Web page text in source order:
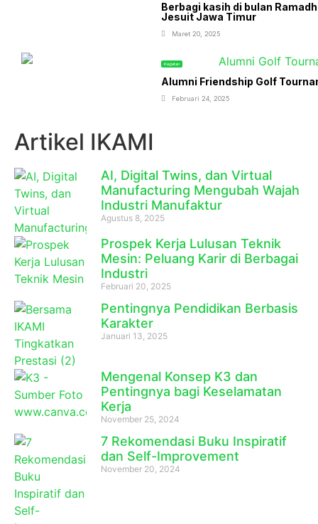
Berbagi kasih di bulan
Jesuit Jawa Timur
Maret 20, 2025
Kegiatan
Alumni Friendship Golf
Februari 24, 2025
Artikel IKAMI
AI, Digital Twins, dan Virtual
Manufacturing Mengubah Wajah
Industri Manufaktur
Agustus 8, 2025
Prospek Kerja Lulusan Teknik
Mesin: Peluang Karir di Berbagai
Industri
Februari 20, 2025
Pentingnya Pendidikan Berbasis
Karakter
Januari 13, 2025
Mengenal Konsep K3 dan
Pentingnya bagi Keselamatan
Kerja
November 25, 2024
7 Rekomendasi Buku Inspiratif
dan Self-Improvement
November 20, 2024